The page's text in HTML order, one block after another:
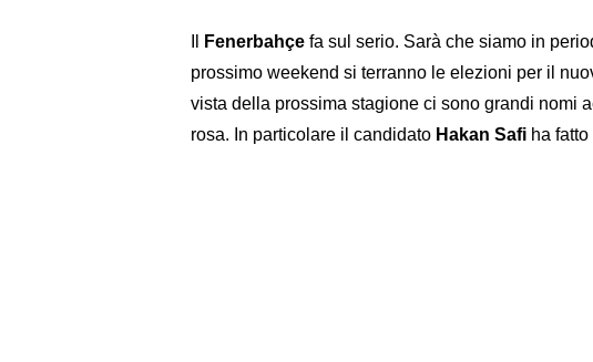
Fenerbahçe fa sul serio. Sarà che siamo in
prossimo weekend si terranno le elezioni per il
vista della prossima stagione ci sono grandi nomi
rosa. In particolare il candidato Hakan Safi ha